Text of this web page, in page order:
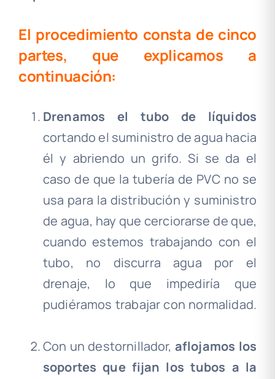
El procedimiento consta de cinco
partes, que explicamos a
continuación:
Drenamos el tubo de líquidos
cortando el suministro de agua hacia
él y abriendo un grifo. Si se da el
caso de que la tubería de PVC no se
usa para la distribución y suministro
de agua, hay que cerciorarse de que,
cuando estemos trabajando con el
tubo, no discurra agua por el
drenaje, lo que impediría que
pudiéramos trabajar con normalidad.
Con un destornillador, aflojamos los
soportes que fijan los tubos a la